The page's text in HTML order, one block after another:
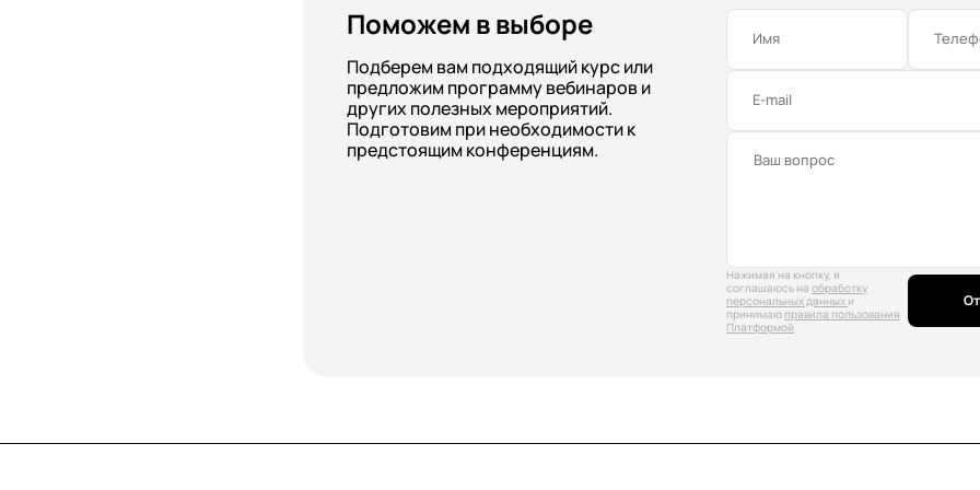
Поможем в выборе
Подберем вам подходящий курс или
предложим программу вебинаров и
других полезных мероприятий.
Подготовим при необходимости к
предстоящим конференциям.
Имя
E-mail
Нажимая на кнопку, я
соглашаюсь на обработку
персональных данных и
принимаю правила пользования
Платформой